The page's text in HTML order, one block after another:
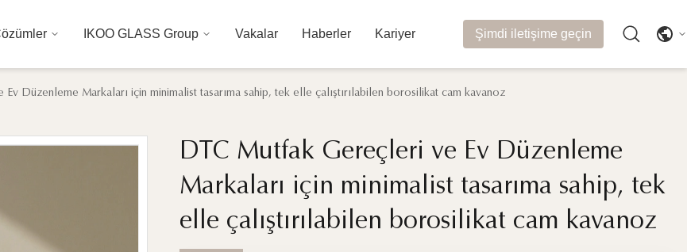
IKOO GLASS Group Vakalar Haberler Kariyer Şimdi iletişime geçin
Düzenleme Markaları için minimalist tasarıma sahip, tek elle çalıştırılabilen borosilikat cam kavanoz
DTC Mutfak Gereçleri ve Ev Düzenleme
Markaları için minimalist tasarıma sahip, tek
elle çalıştırılabilen borosilikat cam kavanoz
DTC Mutfak Gereçleri ve Ev Düzenleme
Markaları için minimalist tasarıma sahip, tek
elle çalıştırılabilen borosilikat cam kavanoz